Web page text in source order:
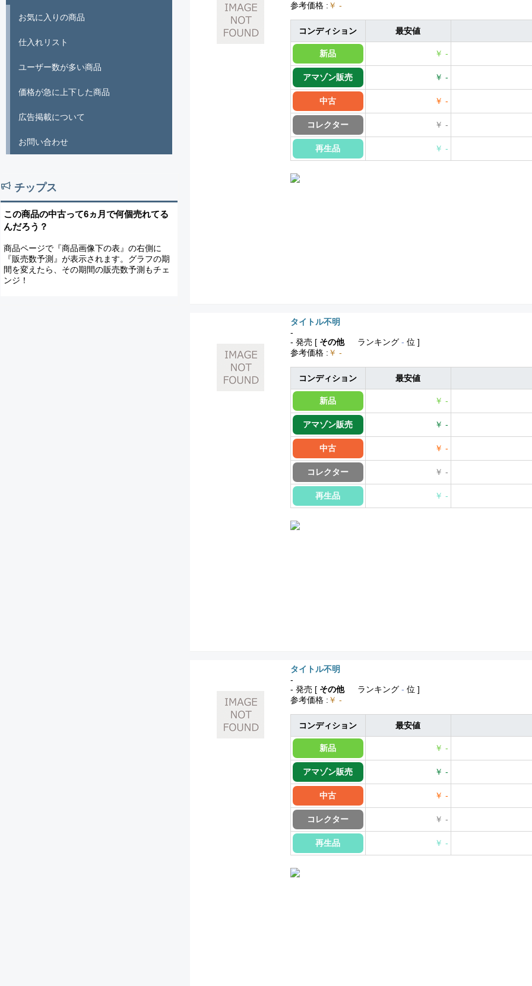
参考価格 : ￥ -
コンディション 最安値
新品 ￥ -
アマゾン販売 ￥ -
中古 ￥ -
コレクター ￥ -
再生品 ￥ -
タイトル不明
-
- 発売 [ その他 ランキング - 位 ]
参考価格 : ￥ -
コンディション 最安値
新品 ￥ -
アマゾン販売 ￥ -
中古 ￥ -
コレクター ￥ -
再生品 ￥ -
タイトル不明
-
- 発売 [ その他 ランキング - 位 ]
参考価格 : ￥ -
コンディション 最安値
新品 ￥ -
アマゾン販売 ￥ -
中古 ￥ -
コレクター ￥ -
再生品 ￥ -
お気に入りの商品
仕入れリスト
ユーザー数が多い商品
価格が急に上下した商品
広告掲載について
お問い合わせ
チップス
この商品の中古って6ヵ月で何個売れてる
んだろう？
商品ページで『商品画像下の表』の右側に
『販売数予測』が表示されます。グラフの期
間を変えたら、その期間の販売数予測もチェ
ンジ！